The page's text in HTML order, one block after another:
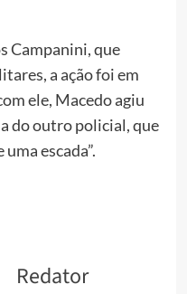
Campanini, que
a ação foi em
ele, Macedo agiu
do outro policial, que
escada”.
Redator